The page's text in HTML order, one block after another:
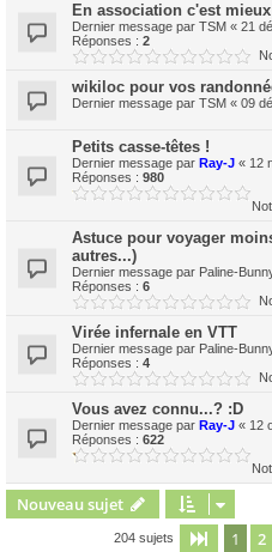
En association c'est
Dernier message par TSM « 21
Réponses : 2
wikiloc pour vos
Dernier message par TSM « 09
Petits casse-têtes !
Dernier message par Ray-J « 12
Réponses : 980
Astuce pour voyager
autres...)
Dernier message par Paline-
Réponses : 6
Virée infernale en VTT
Dernier message par Paline-
Réponses : 4
Vous avez connu...? :D
Dernier message par Ray-J « 12
Réponses : 622
Nouveau sujet
204 sujets Page 1
1 2